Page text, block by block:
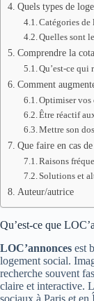
Quels types de
Catégories de
Quelles sont
Comprendre la
Qu’est-ce qui
Comment
Optimiser vos
Être réactif
Mettre son
Que faire en cas
Raisons
Solutions et
Auteur/autrice
Qu’est-ce que
LOC’annonces est
logement social.
recherche souvent
claire et interactive.
sociaux à Paris et en